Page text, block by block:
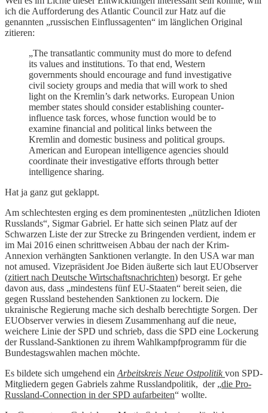
ich die Aufforderung des Atlantic Council zur Hatz auf die
genannten „russischen Einflussagenten“ im länglichen Original
zitieren:
„The transatlantic community must do more to defend
its values and institutions. To that end, Western
governments should encourage and fund investigative
civil society groups and media that will work to shed
light on the Kremlin’s dark networks. European Union
member states should consider establishing counter-
influence task forces, whose function would be to
examine financial and political links between the
Kremlin and domestic business and political groups.
American and European intelligence agencies should
coordinate their investigative efforts through better
intelligence sharing.
Hat ja ganz gut geklappt.
Am schlechtesten erging es dem prominentesten „nützlichen Idioten
Russlands“, Sigmar Gabriel. Er hatte sich seinen Platz auf der
Schwarzen Liste der zur Strecke zu Bringenden verdient, indem er
im Mai 2016 einen schrittweisen Abbau der nach der Krim-
Annexion verhängten Sanktionen verlangte. In den USA war man
not amused. Vizepräsident Joe Biden äußerte sich laut EUObserver
(zitiert nach Deutsche Wirtschaftsnachrichten) besorgt. Er gehe
davon aus, dass „mindestens fünf EU-Staaten“ bereit seien, die
gegen Russland bestehenden Sanktionen zu lockern. Die
ukrainische Regierung mache sich deshalb berechtigte Sorgen. Der
EUObserver verwies in diesem Zusammenhang auf die neue,
weichere Linie der SPD und schrieb, dass die SPD eine Lockerung
der Russland-Sanktionen zu ihrem Wahlkampfprogramm für die
Bundestagswahlen machen möchte.
Es bildete sich umgehend ein Arbeitskreis Neue Ostpolitik von SPD-
Mitgliedern gegen Gabriels zahme Russlandpolitik, der „die Pro-
Russland-Connection in der SPD aufarbeiten“ wollte.